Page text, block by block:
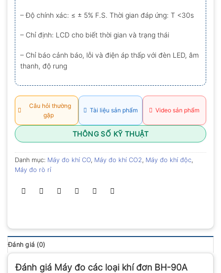
– Độ chính xác: ≤ ± 5% F.S. Thời gian đáp ứng: T <30s
– Chỉ định: LCD cho biết thời gian và trạng thái
– Chỉ báo cảnh báo, lỗi và điện áp thấp với đèn LED, âm
thanh, độ rung
Câu hỏi thường
gặp
Tài liệu sản phẩm Video sản phẩm
THÔNG SỐ KỸ THUẬT
Danh mục: Máy đo khí CO, Máy đo khí CO2, Máy đo khí độc,
Máy đo rò rỉ
Đánh giá (0)
Đánh giá Máy đo các loại khí đơn BH-90A